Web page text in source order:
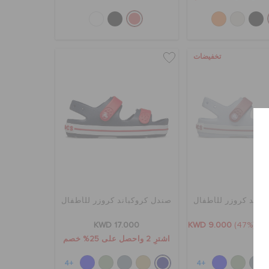
تخفيضات
كروزر للأطفال
KWD 9.000 (47%)
+4
صندل كروكباند كروزر للأطفال
KWD 17.000
اشترِ 2 واحصل على 25% خصم
+4